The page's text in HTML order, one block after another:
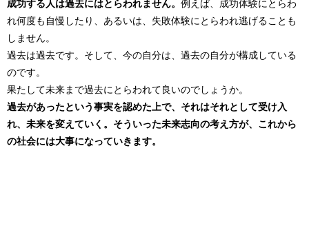
成功する人は過去にはとらわれません。 例えば、成功体験にとらわ
れ何度も自慢したり、あるいは、失敗体験にとらわれ逃げることも
しません。
過去は過去です。そして、今の自分は、過去の自分が構成している
のです。
果たして未来まで過去にとらわれて良いのでしょうか。
過去があったという事実を認めた上で、それはそれとして受け入
れ、未来を変えていく。そういった未来志向の考え方が、これから
の社会には大事になっていきます。